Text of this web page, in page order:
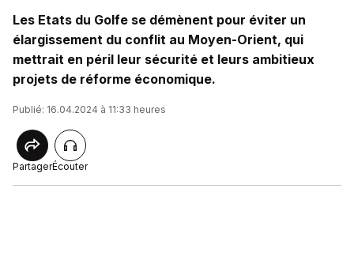
Les Etats du Golfe se démènent pour éviter un
élargissement du conflit au Moyen-Orient, qui
mettrait en péril leur sécurité et leurs ambitieux
projets de réforme économique.
Publié: 16.04.2024 à 11:33 heures
PartagerÉcouter